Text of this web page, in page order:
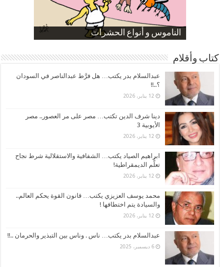
الناموس و أنواع الحشرات
الموظفين بعد ارتفاع الأسعار
ارتفاع نسبة الطلاق في مصر
صورة كاركاتيرية
صورة كاركاتيرية
كتاب وأقلام
عبدالسلام بدر يكتب… هل فرَّط عبدالناصر في السودان
؟..!!
12 يناير، 2026
دينا شرف الدين تكتب… مصر على مر العصور.. مصر
الأيوبية 3
12 يناير، 2026
ابراهيم الصياد يكتب… الشفافية والاستقلالية شرط نجاح
تعلُّم الديمقراطية!
12 يناير، 2026
محمد يوسف العزيزي يكتب… قانون القوة يحكم العالم..
والسيادة يتم اختطافها !
12 يناير، 2026
عبدالسلام بدر يكتب… ناس . وناس بين التبذير والحرمان ..!!
6 ديسمبر، 2025